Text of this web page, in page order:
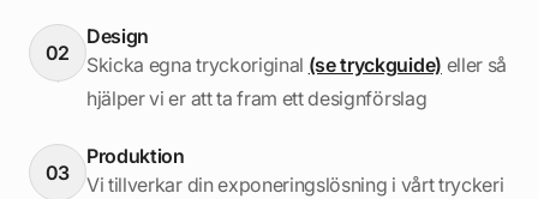
02
Design
Skicka egna tryckoriginal (se tryckguide) eller så
hjälper vi er att ta fram ett designförslag
03
Produktion
Vi tillverkar din exponeringslösning i vårt tryckeri